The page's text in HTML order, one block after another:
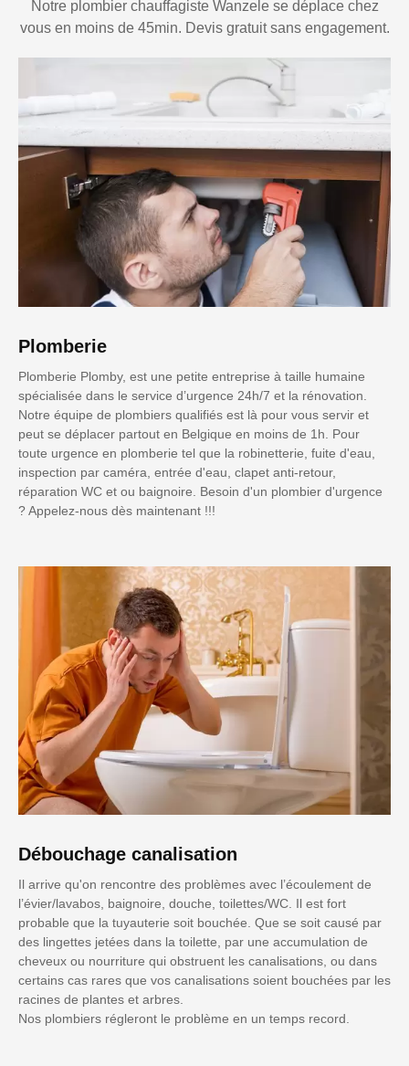
Notre plombier chauffagiste Wanzele se déplace chez
vous en moins de 45min. Devis gratuit sans engagement.
Plomberie
Plomberie Plomby, est une petite entreprise à taille humaine
spécialisée dans le service d’urgence 24h/7 et la rénovation.
Notre équipe de plombiers qualifiés est là pour vous servir et
peut se déplacer partout en Belgique en moins de 1h. Pour
toute urgence en plomberie tel que la robinetterie, fuite d'eau,
inspection par caméra, entrée d'eau, clapet anti-retour,
réparation WC et ou baignoire. Besoin d'un plombier d'urgence
? Appelez-nous dès maintenant !!!
Débouchage canalisation
Il arrive qu'on rencontre des problèmes avec l’écoulement de
l’évier/lavabos, baignoire, douche, toilettes/WC. Il est fort
probable que la tuyauterie soit bouchée. Que se soit causé par
des lingettes jetées dans la toilette, par une accumulation de
cheveux ou nourriture qui obstruent les canalisations, ou dans
certains cas rares que vos canalisations soient bouchées par les
racines de plantes et arbres.
Nos plombiers régleront le problème en un temps record.